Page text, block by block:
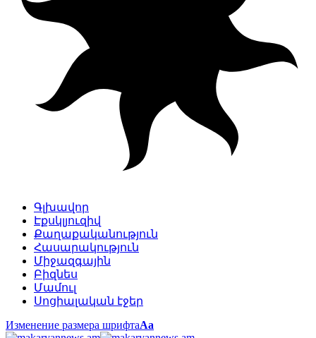
Գլխավոր
Էքսկլյուզիվ
Քաղաքականություն
Հասարակություն
Միջազգային
Բիզնես
Մամուլ
Սոցիալական էջեր
Изменение размера шрифтаАа